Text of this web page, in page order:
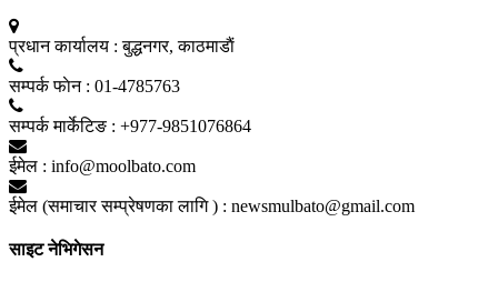
प्रधान कार्यालय : बुद्धनगर, काठमाडाैं
सम्पर्क फाेन : 01-4785763
सम्पर्क मार्केटिङ : +977-9851076864
ईमेल : info@moolbato.com
ईमेल (समाचार सम्प्रेषणका लागि ) : newsmulbato@gmail.com
साइट नेभिगेसन